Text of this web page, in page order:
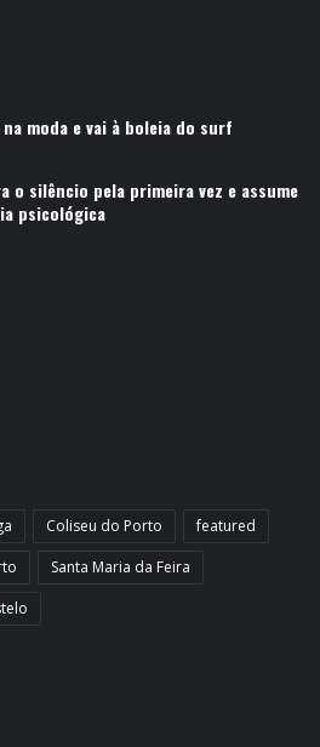
moda e vai à boleia do surf
o silêncio pela primeira vez e assume
psicológica
Coliseu do Porto
featured
Santa Maria da Feira